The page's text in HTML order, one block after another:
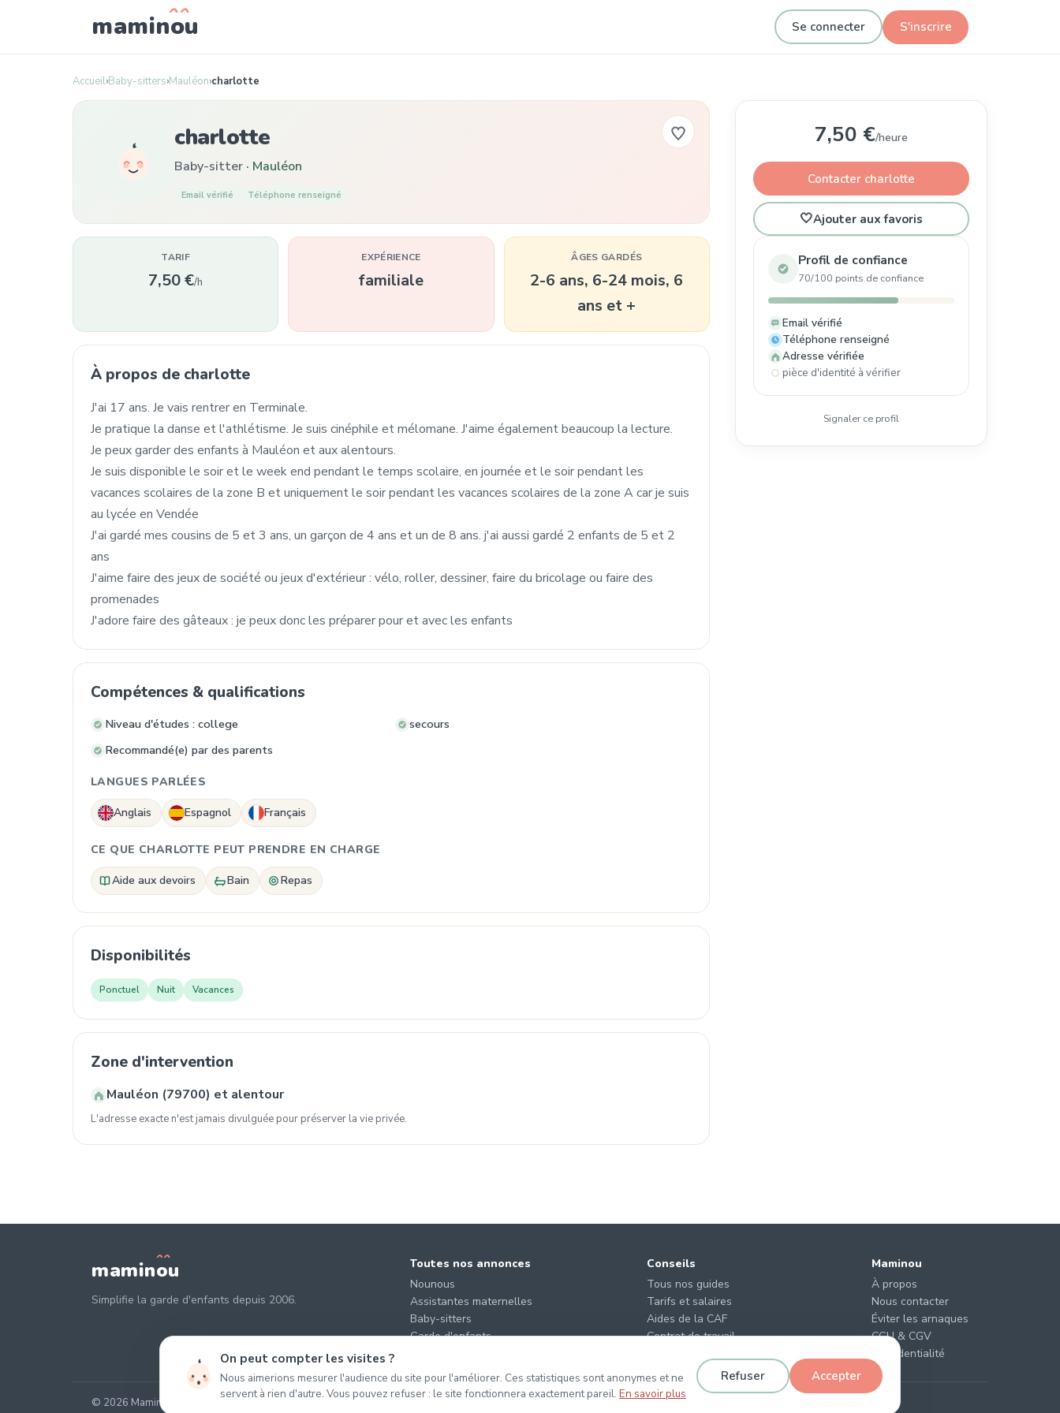
maminou Se connecter S'inscrire
Accueil›Baby-sitters›Mauléon›charlotte
charlotte
Baby-sitter · Mauléon
Email vérifié Téléphone renseigné
TARIF
7,50 €/h
EXPÉRIENCE
familiale
ÂGES GARDÉS
2-6 ans, 6-24 mois, 6
ans et +
À propos de charlotte
J'ai 17 ans. Je vais rentrer en Terminale.
Je pratique la danse et l'athlétisme. Je suis cinéphile et mélomane. J'aime également beaucoup la lecture.
Je peux garder des enfants à Mauléon et aux alentours.
Je suis disponible le soir et le week end pendant le temps scolaire, en journée et le soir pendant les
vacances scolaires de la zone B et uniquement le soir pendant les vacances scolaires de la zone A car je suis
au lycée en Vendée
J'ai gardé mes cousins de 5 et 3 ans, un garçon de 4 ans et un de 8 ans. j'ai aussi gardé 2 enfants de 5 et 2
ans
J'aime faire des jeux de société ou jeux d'extérieur : vélo, roller, dessiner, faire du bricolage ou faire des
promenades
J'adore faire des gâteaux : je peux donc les préparer pour et avec les enfants
Compétences & qualifications
Niveau d'études : college
secours
Recommandé(e) par des parents
LANGUES PARLÉES
Anglais Espagnol Français
CE QUE CHARLOTTE PEUT PRENDRE EN CHARGE
Aide aux devoirs Bain Repas
Disponibilités
Ponctuel Nuit Vacances
Zone d'intervention
Mauléon (79700) et alentour
L'adresse exacte n'est jamais divulguée pour préserver la vie privée.
7,50 €/heure
Contacter charlotte
🤍Ajouter aux favoris
Profil de confiance
70/100 points de confiance
Email vérifié
Téléphone renseigné
Adresse vérifiée
pièce d'identité à vérifier
Signaler ce profil
maminou
Simplifie la garde d'enfants depuis 2006.
Toutes nos annonces
Nounous
Assistantes maternelles
Baby-sitters
Garde d'enfants
Conseils
Tous nos guides
Tarifs et salaires
Aides de la CAF
Contrat de travail
Maminou
À propos
Nous contacter
Éviter les arnaques
CGU & CGV
Confidentialité
© 2026 Maminou · Sans surtaxe, sans engagement. · Gérer les cookies
On peut compter les visites ?
Nous aimerions mesurer l'audience du site pour l'améliorer. Ces statistiques sont anonymes et ne
servent à rien d'autre. Vous pouvez refuser : le site fonctionnera exactement pareil. En savoir plus
Refuser Accepter